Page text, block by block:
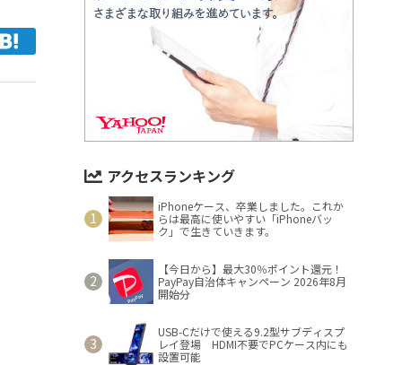
アクセスランキング
iPhoneケース、卒業しました。これか
らは最高に使いやすい「iPhoneバッ
ク」で生きていきます。
【今日から】最大30％ポイント還元！
PayPay自治体キャンペーン 2026年8月
開始分
USB-Cだけで使える9.2型サブディスプ
レイ登場 HDMI不要でPCケース内にも
設置可能